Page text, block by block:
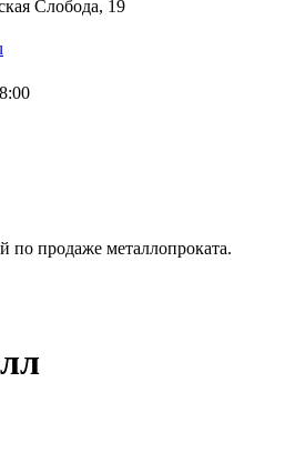
Слобода, 19
по продаже металлопроката.